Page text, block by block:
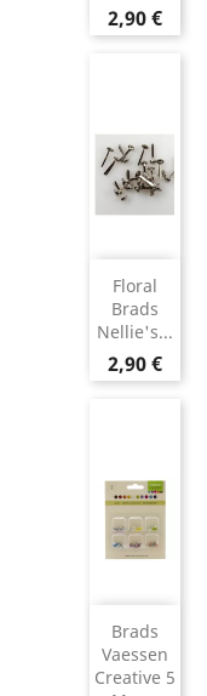
2,90 €
Floral
Brads
Nellie's...
2,90 €
Brads
Vaessen
Creative 5